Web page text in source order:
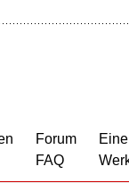
Forum
FAQ